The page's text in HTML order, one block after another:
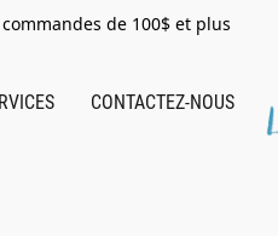
de 100$ et plus
CONTACTEZ-NOUS